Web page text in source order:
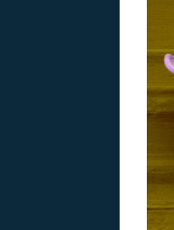
PRVNÍ SVĚTOVÁ